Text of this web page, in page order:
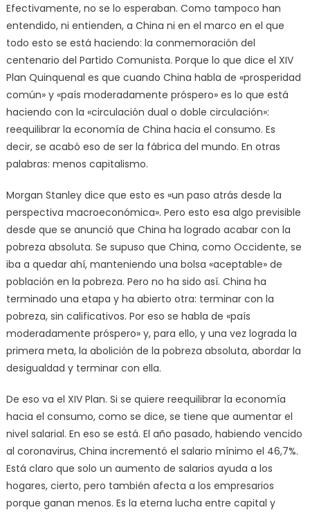
Efectivamente, no se lo esperaban. Como tampoco han
entendido, ni entienden, a China ni en el marco en el que
todo esto se está haciendo: la conmemoración del
centenario del Partido Comunista. Porque lo que dice el XIV
Plan Quinquenal es que cuando China habla de «prosperidad
común» y «país moderadamente próspero» es lo que está
haciendo con la «circulación dual o doble circulación»:
reequilibrar la economía de China hacia el consumo. Es
decir, se acabó eso de ser la fábrica del mundo. En otras
palabras: menos capitalismo.
Morgan Stanley dice que esto es «un paso atrás desde la
perspectiva macroeconómica». Pero esto esa algo previsible
desde que se anunció que China ha logrado acabar con la
pobreza absoluta. Se supuso que China, como Occidente, se
iba a quedar ahí, manteniendo una bolsa «aceptable» de
población en la pobreza. Pero no ha sido así. China ha
terminado una etapa y ha abierto otra: terminar con la
pobreza, sin calificativos. Por eso se habla de «país
moderadamente próspero» y, para ello, y una vez lograda la
primera meta, la abolición de la pobreza absoluta, abordar la
desigualdad y terminar con ella.
De eso va el XIV Plan. Si se quiere reequilibrar la economía
hacia el consumo, como se dice, se tiene que aumentar el
nivel salarial. En eso se está. El año pasado, habiendo vencido
al coronavirus, China incrementó el salario mínimo el 46,7%.
Está claro que solo un aumento de salarios ayuda a los
hogares, cierto, pero también afecta a los empresarios
porque ganan menos. Es la eterna lucha entre capital y